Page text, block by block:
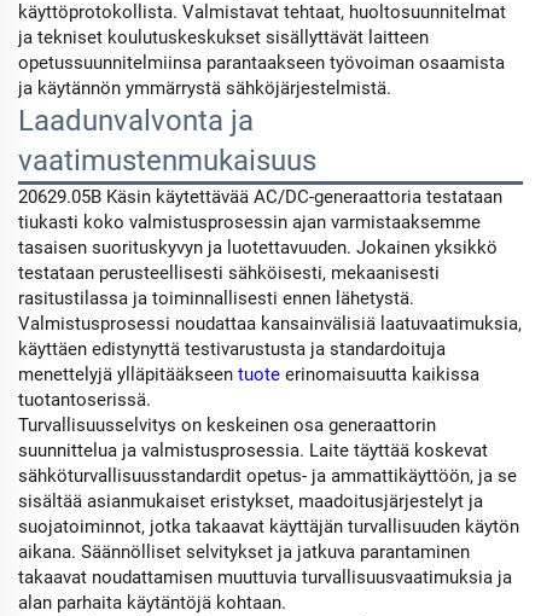
käyttöprotokollista. Valmistavat tehtaat, huoltosuunnitelmat
ja tekniset koulutuskeskukset sisällyttävät laitteen
opetussuunnitelmiinsa parantaakseen työvoiman osaamista
ja käytännön ymmärrystä sähköjärjestelmistä.
Laadunvalvonta ja
vaatimustenmukaisuus
20629.05B Käsin käytettävää AC/DC-generaattoria testataan
tiukasti koko valmistusprosessin ajan varmistaaksemme
tasaisen suorituskyvyn ja luotettavuuden. Jokainen yksikkö
testataan perusteellisesti sähköisesti, mekaanisesti
rasitustilassa ja toiminnallisesti ennen lähetystä.
Valmistusprosessi noudattaa kansainvälisiä laatuvaatimuksia,
käyttäen edistynyttä testivarustusta ja standardoituja
menettelyjä ylläpitääkseen tuote erinomaisuutta kaikissa
tuotantoserissä.
Turvallisuusselvitys on keskeinen osa generaattorin
suunnittelua ja valmistusprosessia. Laite täyttää koskevat
sähköturvallisuusstandardit opetus- ja ammattikäyttöön, ja se
sisältää asianmukaiset eristykset, maadoitusjärjestelyt ja
suojatoiminnot, jotka takaavat käyttäjän turvallisuuden käytön
aikana. Säännölliset selvitykset ja jatkuva parantaminen
takaavat noudattamisen muuttuvia turvallisuusvaatimuksia ja
alan parhaita käytäntöjä kohtaan.